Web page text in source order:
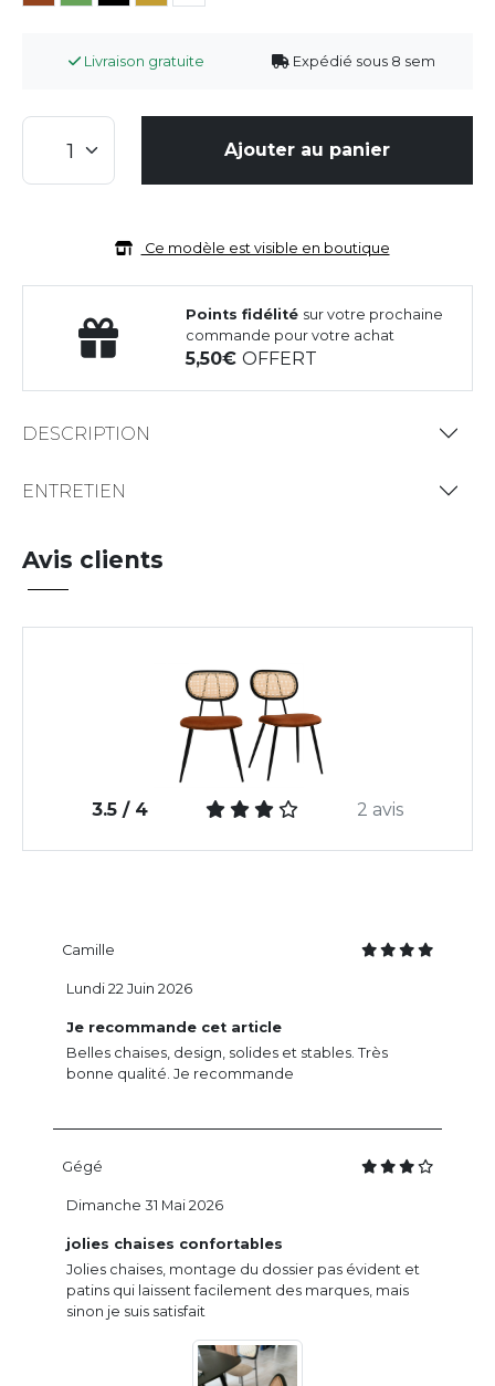
Livraison gratuite Expédié sous 8 sem
Ajouter au panier
Ce modèle est visible en boutique
Points fidélité sur votre prochaine
commande pour votre achat
5,50OFFERT
DESCRIPTION
ENTRETIEN
Avis clients
3.5 / 4 2 avis
Camille
Je recommande cet article
Belles chaises, design, solides et stables. Très
bonne qualité. Je recommande
Lundi 22 Juin 2026
Gégé
jolies chaises confortables
Jolies chaises, montage du dossier pas évident et
patins qui laissent facilement des marques, mais
sinon je suis satisfait
Dimanche 31 Mai 2026